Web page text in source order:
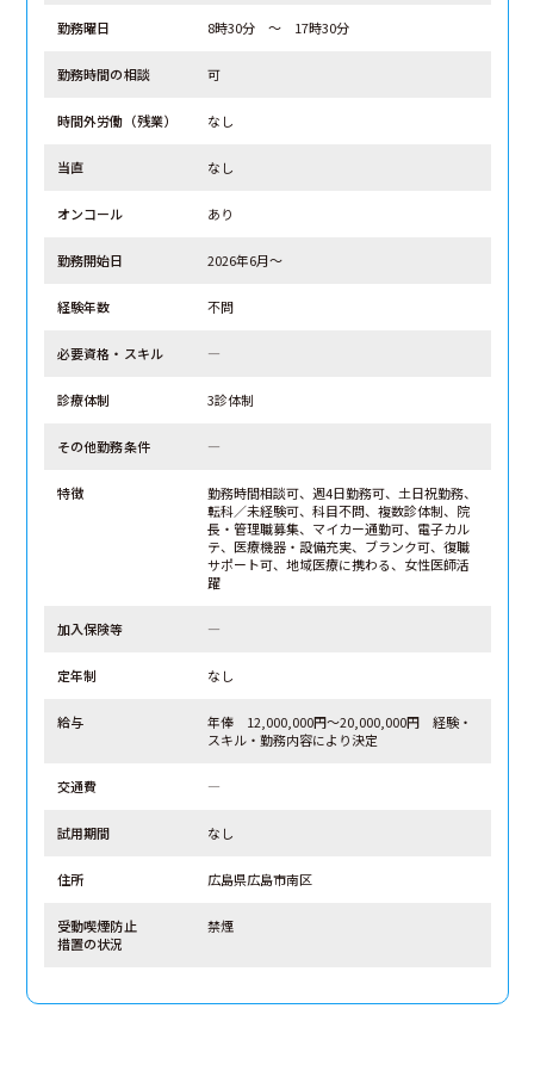
勤務曜日 8時30分 ～ 17時30分
勤務時間の相談 可
時間外労働（残業） なし
当直 なし
オンコール あり
勤務開始日 2026年6月～
経験年数 不問
必要資格・スキル ―
診療体制 3診体制
その他勤務条件 ―
特徴
勤務時間相談可、週4日勤務可、土日祝勤務、
転科／未経験可、科目不問、複数診体制、院
長・管理職募集、マイカー通勤可、電子カル
テ、医療機器・設備充実、ブランク可、復職
サポート可、地域医療に携わる、女性医師活
躍
加入保険等 ―
定年制 なし
給与
年俸 12,000,000円～20,000,000円 経験・
スキル・勤務内容により決定
交通費 ―
試用期間 なし
住所 広島県広島市南区
受動喫煙防止
措置の状況
禁煙